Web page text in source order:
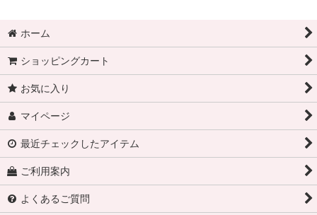
ホーム
ショッピングカート
お気に入り
マイページ
最近チェックしたアイテム
ご利用案内
よくあるご質問